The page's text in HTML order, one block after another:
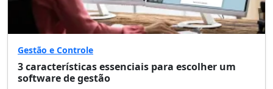
Gestão e Controle
3 características essenciais para escolher um
software de gestão